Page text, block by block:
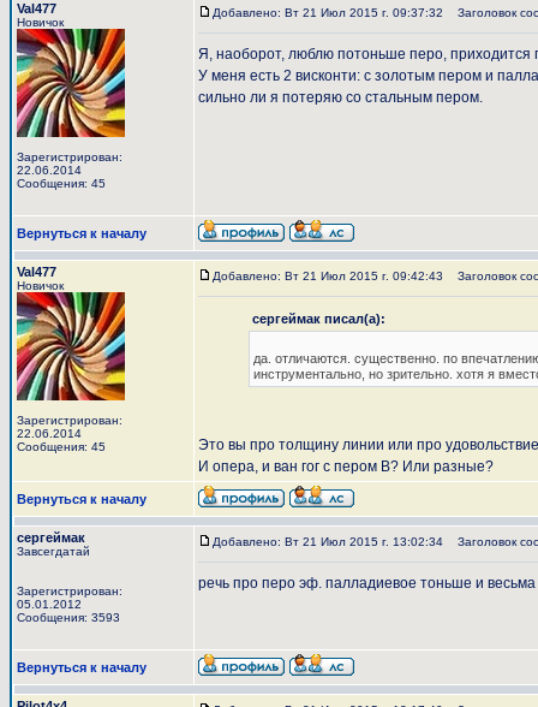
Val477
Новичок
Зарегистрирован:
22.06.2014
Сообщения: 45
Добавлено: Вт 21 Июл 2015 г. 09:37:32 Заголовок
Я, наоборот, люблю потоньше перо, приходится
У меня есть 2 висконти: с золотым пером и
сильно ли я потеряю со стальным пером.
Вернуться к началу
Val477
Новичок
Зарегистрирован:
22.06.2014
Сообщения: 45
Добавлено: Вт 21 Июл 2015 г. 09:42:43 Заголовок
сергеймак писал(а):
да. отличаются. существенно. по
инструментально, но зрительно. хотя я
Это вы про толщину линии или про
И опера, и ван гог с пером В? Или разные?
Вернуться к началу
сергеймак
Завсегдатай
Зарегистрирован:
05.01.2012
Сообщения: 3593
Добавлено: Вт 21 Июл 2015 г. 13:02:34 Заголовок
речь про перо эф. палладиевое тоньше и
Вернуться к началу